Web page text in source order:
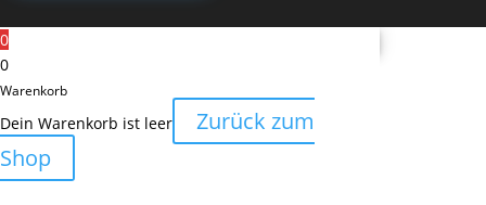
0
0
Warenkorb
Dein Warenkorb ist leer
Zurück zum
Shop